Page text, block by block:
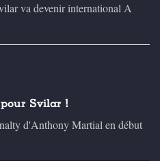
va devenir international A
Svilar !
d'Anthony Martial en début